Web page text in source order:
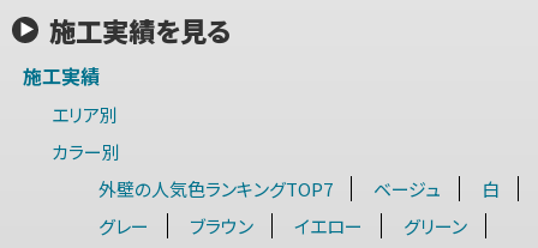
施工実績を見る
施工実績
エリア別
カラー別
外壁の人気色ランキングTOP7
ベージュ
白
グレー
ブラウン イエロー
グリーン